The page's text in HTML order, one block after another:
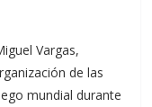
Vargas,
de las
mundial durante